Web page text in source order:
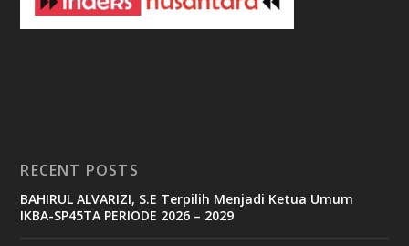
e
t
e
t
RECENT POSTS
BAHIRUL ALVARIZI, S.E Terpilih Menjadi Ketua Umum
IKBA-SP45TA PERIODE 2026 – 2029